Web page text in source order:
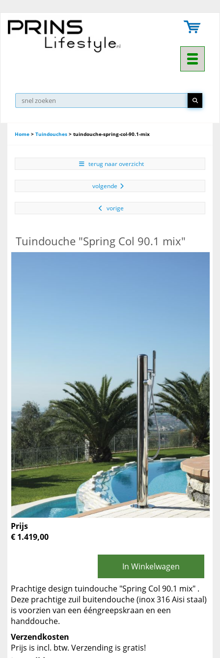
Toggle
Home > Tuindouches > tuindouche-spring-col-90.1-mix
terug naar overzicht
volgende
vorige
Tuindouche "Spring Col 90.1 mix"
Prijs
€ 1.419,00
In Winkelwagen
Prachtige design tuindouche "Spring Col 90.1 mix" .
Deze prachtige zuil buitendouche (inox 316 Aisi staal)
is voorzien van een ééngreepskraan en een
handdouche.
Verzendkosten
Prijs is incl. btw. Verzending is gratis!